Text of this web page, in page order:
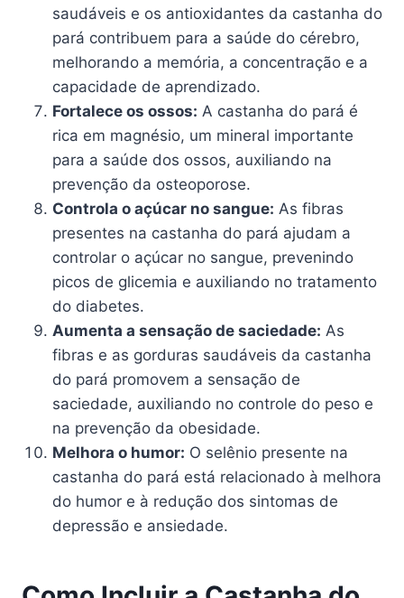
saudáveis e os antioxidantes da castanha do
pará contribuem para a saúde do cérebro,
melhorando a memória, a concentração e a
capacidade de aprendizado.
Fortalece os ossos: A castanha do pará é
rica em magnésio, um mineral importante
para a saúde dos ossos, auxiliando na
prevenção da osteoporose.
Controla o açúcar no sangue: As fibras
presentes na castanha do pará ajudam a
controlar o açúcar no sangue, prevenindo
picos de glicemia e auxiliando no tratamento
do diabetes.
Aumenta a sensação de saciedade: As
fibras e as gorduras saudáveis da castanha
do pará promovem a sensação de
saciedade, auxiliando no controle do peso e
na prevenção da obesidade.
Melhora o humor: O selênio presente na
castanha do pará está relacionado à melhora
do humor e à redução dos sintomas de
depressão e ansiedade.